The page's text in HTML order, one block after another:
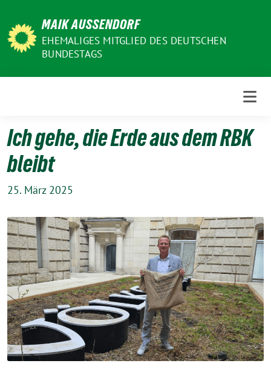
zum
Inhalt
MAIK AUSSENDORF
EHEMALIGES MITGLIED DES DEUTSCHEN
BUNDESTAGS
Ich gehe, die Erde aus dem RBK
bleibt
25. März 2025